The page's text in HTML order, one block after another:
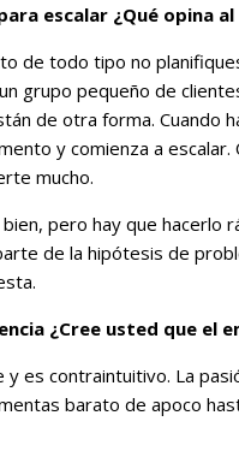
escalar ¿Qué opina
de todo tipo no
grupo pequeño de
de otra forma. Cuando
y comienza a
mucho.
pero hay que hacerlo
de la hipótesis de
¿Cree usted que el
y es contraintuitivo. La
barato de apoco